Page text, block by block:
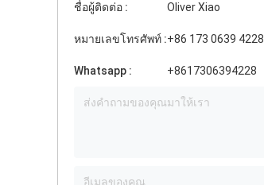
ชื่อผู้ติดต่อ : Oliver Xiao
หมายเลขโทรศัพท์ :‪+86 173 0639 4228
Whatsapp : +8617306394228